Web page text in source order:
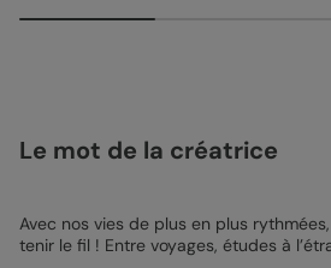
Le mot de la créatrice
Avec nos vies de plus en plus
tenir le fil ! Entre voyages, études à